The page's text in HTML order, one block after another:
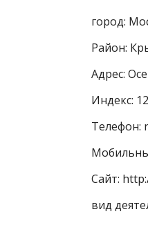
город:
Район:
Адрес:
Индекс:
Телефон:
Сайт:
вид